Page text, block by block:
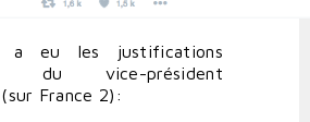
eu les justifications
du vice-président
France 2):